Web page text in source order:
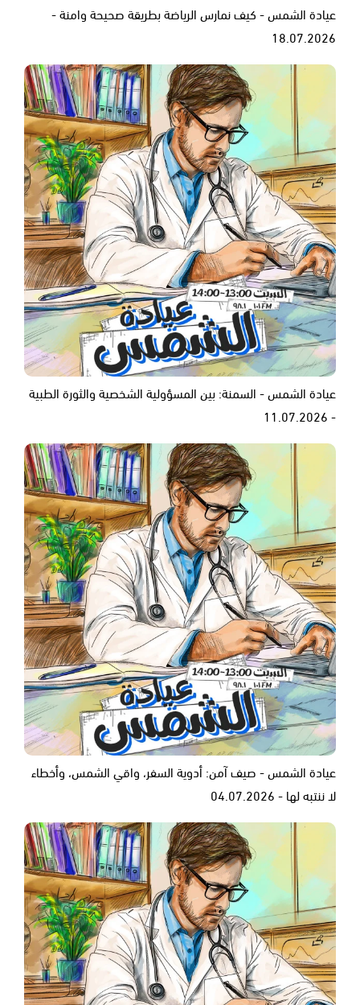
عيادة الشمس - كيف نمارس الرياضة بطريقة صحيحة وامنة -
18.07.2026
عيادة الشمس - السمنة: بين المسؤولية الشخصية والثورة الطبية
- 11.07.2026
عيادة الشمس - صيف آمن: أدوية السفر، واقي الشمس، وأخطاء
لا ننتبه لها - 04.07.2026